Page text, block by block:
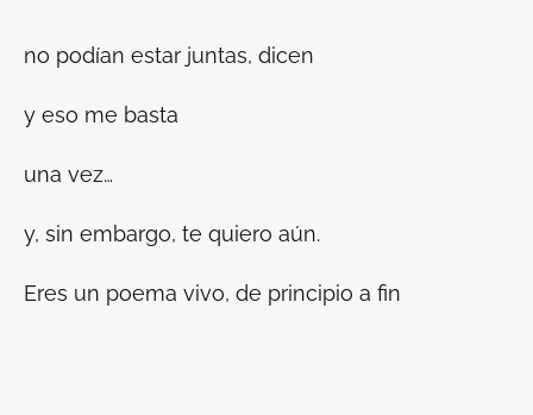
no podían estar juntas, dicen
y eso me basta
una vez…
y, sin embargo, te quiero aún.
Eres un poema vivo, de principio a fin